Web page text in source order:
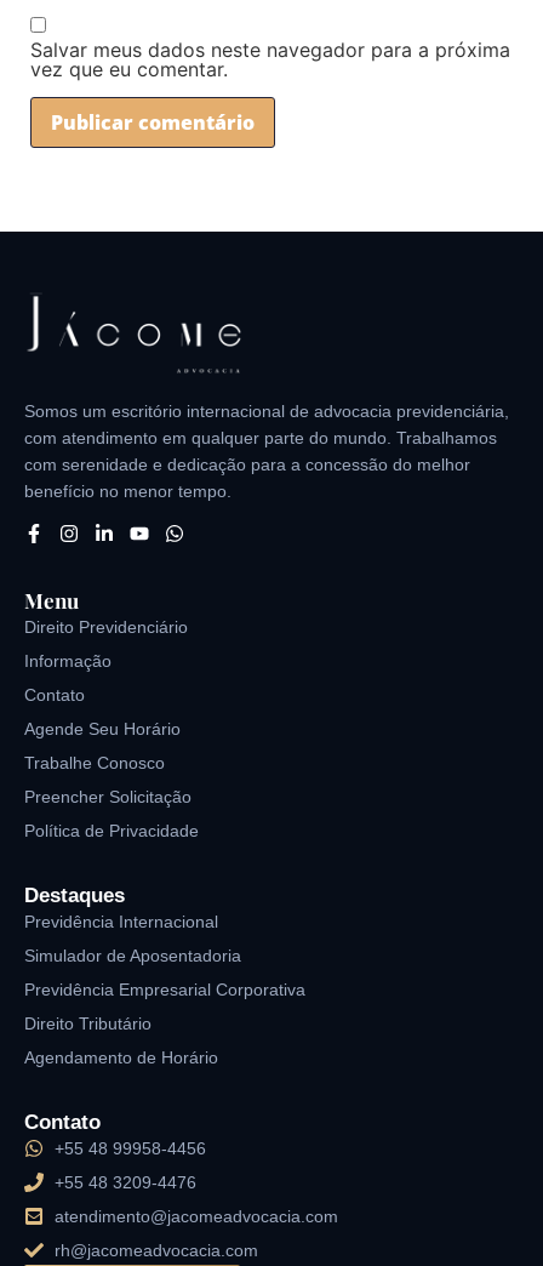
Salvar meus dados neste navegador para a próxima
vez que eu comentar.
Somos um escritório internacional de advocacia previdenciária,
com atendimento em qualquer parte do mundo. Trabalhamos
com serenidade e dedicação para a concessão do melhor
benefício no menor tempo.
Menu
Direito Previdenciário
Informação
Contato
Agende Seu Horário
Trabalhe Conosco
Preencher Solicitação
Política de Privacidade
Destaques
Previdência Internacional
Simulador de Aposentadoria
Previdência Empresarial Corporativa
Direito Tributário
Agendamento de Horário
Contato
+55 48 99958-4456
+55 48 3209-4476
atendimento@jacomeadvocacia.com
rh@jacomeadvocacia.com